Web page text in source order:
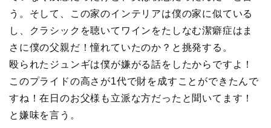
う。そして、この家のインテリアは僕の家に似ている
し、クラシックを聴いてワインをたしなむ潔癖症はま
さに僕の父親だ！憧れていたのか？と挑発する。
殴られたジュンギは僕が嫌がる話をしたからですよ！
このプライドの高さが1代で財を成すことができたんで
すね！在日のお父様も立派な方だったと聞いてます！
と嫌味を言う。